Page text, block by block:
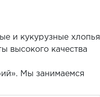
и кукурузные хлопья
высокого качества
Мы занимаемся